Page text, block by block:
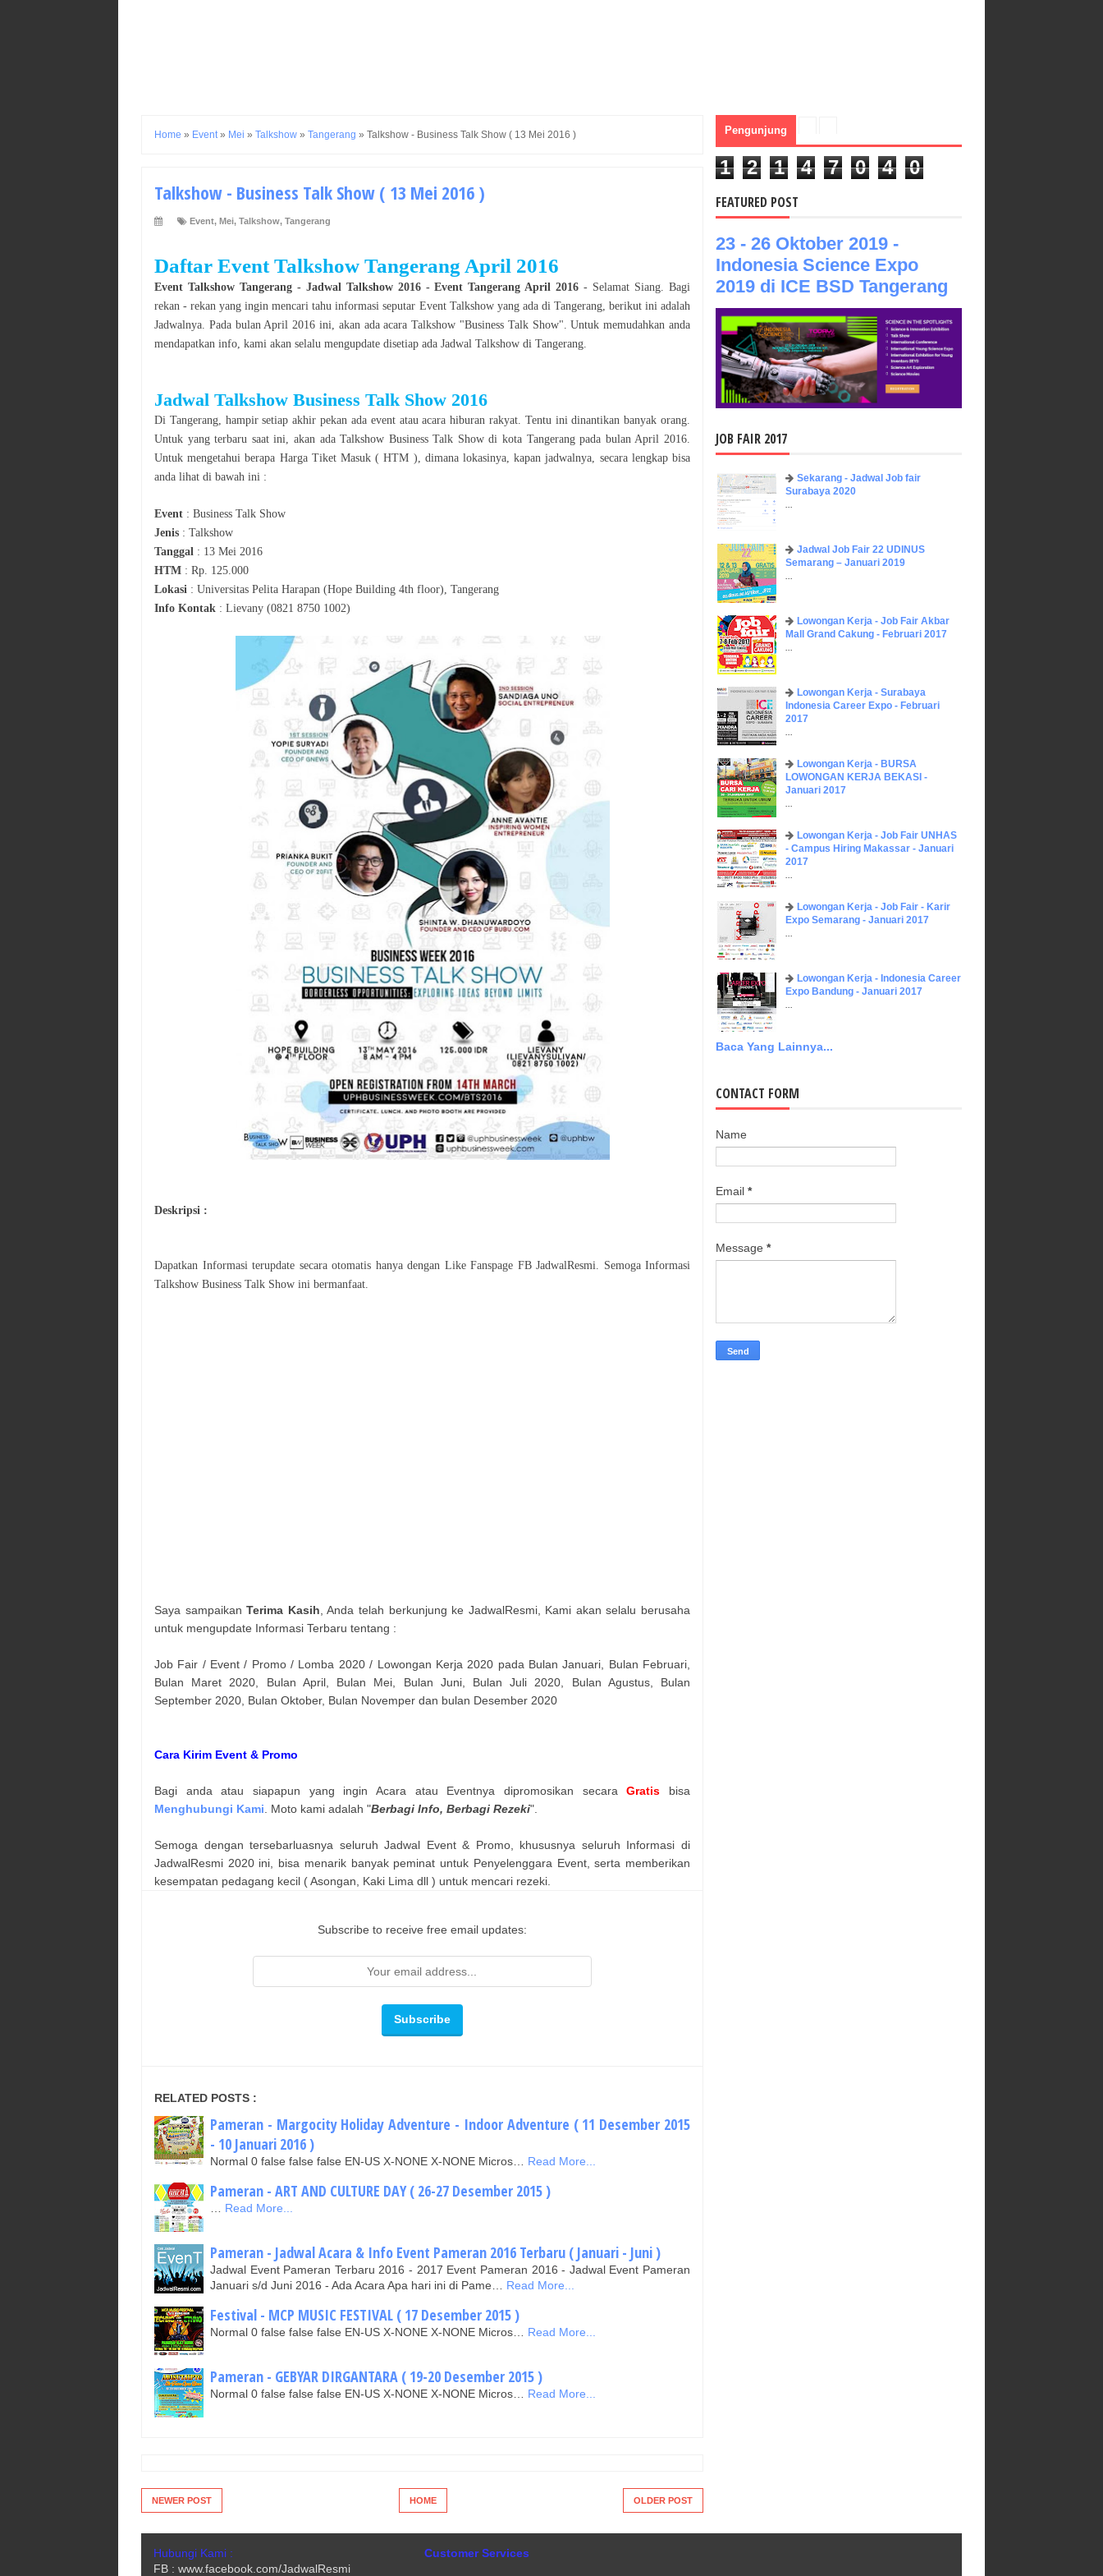
Home » Event » Mei » Talkshow » Tangerang » Talkshow - Business Talk Show ( 13 Mei 2016 )
Talkshow - Business Talk Show ( 13 Mei 2016 )
Event, Mei, Talkshow, Tangerang
Daftar EventTalkshow Tangerang April 2016
Event Talkshow Tangerang- Jadwal Talkshow 2016- EventTangerang April 2016 - Selamat Siang . Bagi
rekan - rekan yang ingin mencari tahu informasi seputar Event Talkshowyang ada di Tangerang, berikut ini adalah
Jadwalnya. Pada bulan April 2016 ini, akan ada acaraTalkshow "Business Talk Show". Untuk memudahkan anda
mendapatkan info, kami akan selalu mengupdate disetiap ada Jadwal Talkshow di Tangerang
Jadwal Talkshow Business Talk Show 2016
Di Tangerang, hampir setiap akhir pekan ada event atau acara hiburan rakyat. Tentu ini dinantikan banyak orang.
Untuk yang terbaru saat ini, akan adaTalkshow Business Talk Showdi kota Tangerangpada bulan April 2016
Untuk mengetahui berapa Harga Tiket Masuk ( HTM ), dimana lokasinya, kapan jadwalnya, secara lengkap bisa
anda lihat di bawah ini :
Event : Business Talk Show
Jenis : Talkshow
Tanggal : 13 Mei 2016
HTM : Rp. 125.000
Lokasi : Universitas Pelita Harapan (Hope Building 4th floor), Tangerang
Info Kontak : Lievany (0821 8750 1002)
Deskripsi :
Dapatkan Informasi terupdate secara otomatis hanya dengan Like Fanspage FB JadwalResmi. Semoga Informasi
Talkshow Business Talk Show ini bermanfaat.
Saya sampaikanTerima Kasih, Anda telah berkunjung ke JadwalResmi, Kami akan selalu berusaha
untuk mengupdate Informasi Terbaru tentang :
Job Fair / Event / Promo / Lomba 2020 / Lowongan Kerja 2020 pada Bulan Januari, Bulan Februari,
Bulan Maret 2020, Bulan April, Bulan Mei, Bulan Juni, Bulan Juli 2020, Bulan Agustus, Bulan
September 2020, Bulan Oktober, Bulan Novemper dan bulan Desember 2020
Cara Kirim Event & Promo
Bagi anda atau siapapun yang ingin Acara atau Eventnya dipromosikan secaraGratis bisa
Menghubungi Kami. Moto kami adalah "Berbagi Info, Berbagi Rezeki".
Semoga dengan tersebarluasnya seluruh Jadwal Event & Promo, khususnya seluruh Informasi di
JadwalResmi 2020 ini, bisa menarik banyak peminat untuk Penyelenggara Event, serta memberikan
kesempatan pedagang kecil ( Asongan, Kaki Lima dll ) untuk mencari rezeki.
Subscribe to receive free email updates:
RELATED POSTS :
Pameran - Margocity Holiday Adventure - Indoor Adventure ( 11 Desember 2015
- 10 Januari 2016 )
Normal 0 false false false EN-US X-NONE X-NONE Micros… Read More...
Pameran - ART AND CULTURE DAY ( 26-27 Desember 2015 )
Read More...
Pameran - Jadwal Acara & Info Event Pameran 2016 Terbaru ( Januari - Juni )
Jadwal Event Pameran Terbaru 2016 - 2017 Event Pameran 2016 - Jadwal Event Pameran
Januari s/d Juni 2016 - Ada Acara Apa hari ini di Pame… Read More...
Festival - MCP MUSIC FESTIVAL ( 17 Desember 2015 )
Normal 0 false false false EN-US X-NONE X-NONE Micros… Read More...
Pameran - GEBYAR DIRGANTARA ( 19-20 Desember 2015 )
Normal 0 false false false EN-US X-NONE X-NONE Micros… Read More...
NEWER POST OLDER POST
HOME
Pengunjung
1 2 1 4 7 0 4 0
FEATURED POST
23 - 26 Oktober 2019 -
Indonesia Science Expo
2019 di ICE BSD Tangerang
JOB FAIR 2017
Sekarang - Jadwal Job fair
Surabaya 2020
...
Jadwal Job Fair 22 UDINUS
Semarang – Januari 2019
...
Lowongan Kerja - Job Fair ​Akbar ​
Mall Grand Cakung - Februari 2017
...
Lowongan Kerja - Surabaya
Indonesia Career Expo - Februari
2017
...
Lowongan Kerja - BURSA
LOWONGAN KERJA BEKASI -
Januari 2017
...
Lowongan Kerja - Job Fair UNHAS
- Campus Hiring Makassar - Januari
2017
...
Lowongan Kerja - Job Fair - Karir
Expo Semarang - Januari 2017
...
Lowongan Kerja - Indonesia Career
Expo Bandung - Januari 2017
...
Baca Yang Lainnya...
CONTACT FORM
Name
Email *
Message *
Hubungi Kami :
FB : www.facebook.com/JadwalResmi
Customer Services